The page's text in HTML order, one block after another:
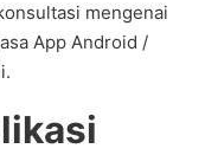
mengenai
App Android /